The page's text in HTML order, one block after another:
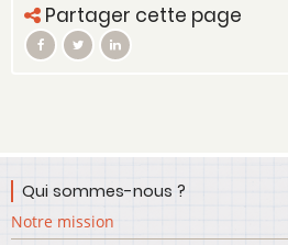
Partager cette page
Qui sommes-nous ?
Notre mission